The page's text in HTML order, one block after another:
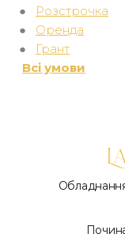
●
Розстрочка
● Оренда
●
Грант
Всі умови
Обладнання